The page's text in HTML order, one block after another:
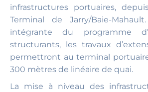
infrastructures portuaires,
Terminal de Jarry/Baie-
intégrante du programme
structurants, les travaux
permettront au terminal
300 mètres de linéaire de quai.
La mise à niveau des